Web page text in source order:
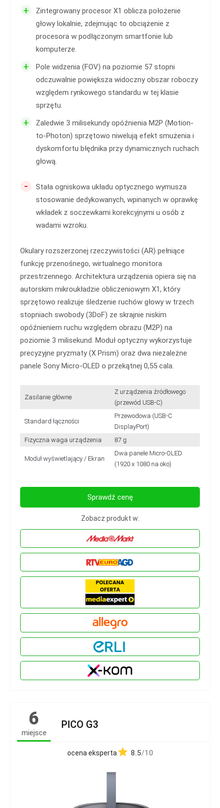
+
Zintegrowany procesor X1 oblicza położenie
głowy lokalnie, zdejmując to obciążenie z
procesora w podłączonym smartfonie lub
komputerze.
+
Pole widzenia (FOV) na poziomie 57 stopni
odczuwalnie powiększa widoczny obszar roboczy
względem rynkowego standardu w tej klasie
sprzętu.
+
Zaledwie 3 milisekundy opóźnienia M2P (Motion-
to-Photon) sprzętowo niwelują efekt smużenia i
dyskomfortu błędnika przy dynamicznych ruchach
głową.
-
Stała ogniskowa układu optycznego wymusza
stosowanie dedykowanych, wpinanych w oprawkę
wkładek z soczewkami korekcyjnymi u osób z
wadami wzroku.
Okulary rozszerzonej rzeczywistości (AR) pełniące
funkcję przenośnego, wirtualnego monitora
przestrzennego. Architektura urządzenia opiera się na
autorskim mikroukładzie obliczeniowym X1, który
sprzętowo realizuje śledzenie ruchów głowy w trzech
stopniach swobody (3DoF) ze skrajnie niskim
opóźnieniem ruchu względem obrazu (M2P) na
poziomie 3 milisekund. Moduł optyczny wykorzystuje
precyzyjne pryzmaty (X Prism) oraz dwa niezależne
panele Sony Micro-OLED o przekątnej 0,55 cala.
Zasilanie główne
Z urządzenia źródłowego
(przewód USB-C)
Standard łączności
Przewodowa (USB-C
DisplayPort)
Fizyczna waga urządzenia
87 g
Moduł wyświetlający / Ekran
Dwa panele Micro-OLED
(1920 x 1080 na oko)
Sprawdź cenę
Zobacz produkt w:
6
miejsce
PICO G3
ocena eksperta 8.5/10